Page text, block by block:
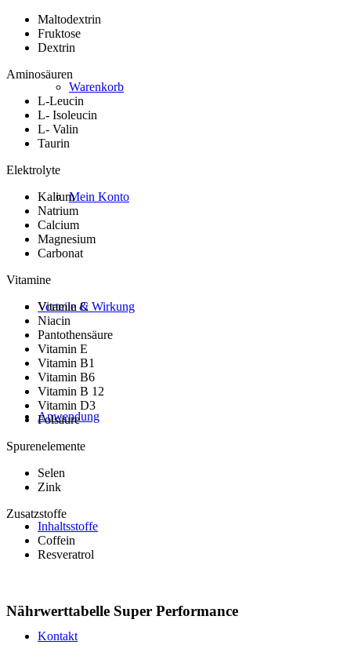
Warenkorb
Mein Konto
Vorteile & Wirkung
Anwendung
Inhaltsstoffe
Kontakt
Maltodextrin
Fruktose
Dextrin
Aminosäuren
L-Leucin
L- Isoleucin
L- Valin
Taurin
Elektrolyte
Kalium
Natrium
Calcium
Magnesium
Carbonat
Vitamine
Vitamin C
Niacin
Pantothensäure
Vitamin E
Vitamin B1
Vitamin B6
Vitamin B 12
Vitamin D3
Folsäure
Spurenelemente
Selen
Zink
Zusatzstoffe
Coffein
Resveratrol
Nährwerttabelle Super Performance